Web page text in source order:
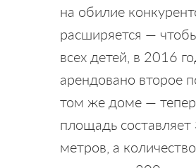
на обилие
расширяется —
всех детей, в 2016
арендовано второе
том же доме —
площадь
метров, а